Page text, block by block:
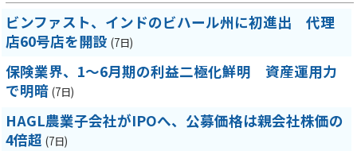
ビンファスト、インドのビハール州に初進出 代理
店60号店を開設 (7日)
保険業界、1～6月期の利益二極化鮮明 資産運用力
で明暗 (7日)
HAGL農業子会社がIPOへ、公募価格は親会社株価の
4倍超 (7日)